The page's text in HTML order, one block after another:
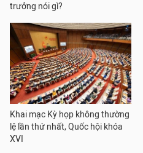
trưởng nói gì?
Khai mạc Kỳ họp không thường
lệ lần thứ nhất, Quốc hội khóa
XVI